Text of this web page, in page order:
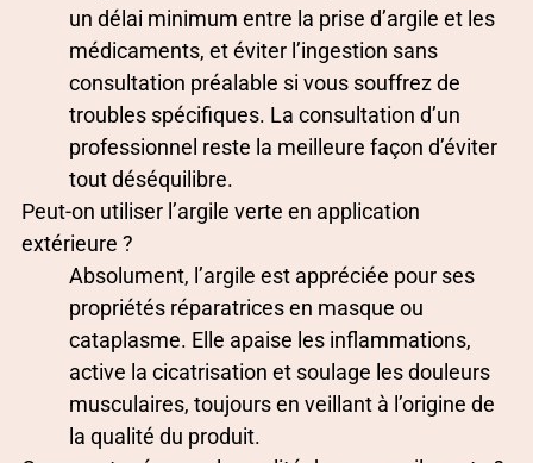
un délai minimum entre la prise d’argile et les
médicaments, et éviter l’ingestion sans
consultation préalable si vous souffrez de
troubles spécifiques. La consultation d’un
professionnel reste la meilleure façon d’éviter
tout déséquilibre.
Peut-on utiliser l’argile verte en application
extérieure ?
Absolument, l’argile est appréciée pour ses
propriétés réparatrices en masque ou
cataplasme. Elle apaise les inflammations,
active la cicatrisation et soulage les douleurs
musculaires, toujours en veillant à l’origine de
la qualité du produit.